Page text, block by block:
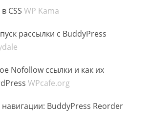
CSS WP Kama
рассылки с BuddyPress
Nofollow ссылки и как их
WPcafe.org
BuddyPress Reorder